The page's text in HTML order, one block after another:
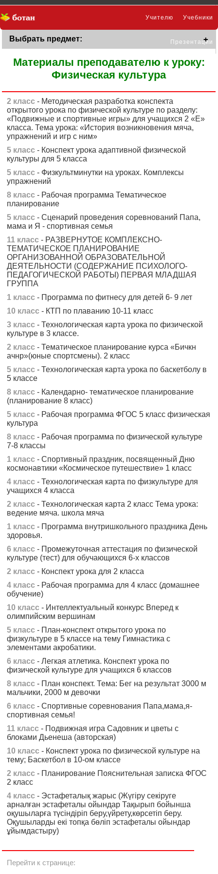
Учебники
Учителю
Презентации
Выбрать предмет:
Материалы преподавателю к уроку:
Физическая культура
2 класс - Методическая разработка конспекта
открытого урока по физической культуре по разделу:
«Подвижные и спортивные игры» для учащихся 2 «Е»
класса. Тема урока: «История возникновения мяча,
упражнений и игр с ним»
5 класс - Конспект урока адаптивной физической
культуры для 5 класса
5 класс - Физкультминутки на уроках. Комплексы
упражнений
8 класс - Рабочая программа Тематическое
планирование
5 класс - Сценарий проведения соревнований Папа,
мама и Я - спортивная семья
11 класс - РАЗВЕРНУТОЕ КОМПЛЕКСНО-
ТЕМАТИЧЕСКОЕ ПЛАНИРОВАНИЕ
ОРГАНИЗОВАННОЙ ОБРАЗОВАТЕЛЬНОЙ
ДЕЯТЕЛЬНОСТИ (СОДЕРЖАНИЕ ПСИХОЛОГО-
ПЕДАГОГИЧЕСКОЙ РАБОТЫ) ПЕРВАЯ МЛАДШАЯ
ГРУППА
1 класс - Программа по фитнесу для детей 6- 9 лет
10 класс - КТП по плаванию 10-11 класс
3 класс - Технологическая карта урока по физической
культуре в 3 классе.
2 класс - Тематическое планирование курса «Бичкн
ачнр»(юные спортсмены). 2 класс
5 класс - Технологическая карта урока по баскетболу в
5 классе
8 класс - Календарно- тематическое планирование
(планирование 8 класс)
5 класс - Рабочая программа ФГОС 5 класс физическая
культура
8 класс - Рабочая программа по физической культуре
7-8 классы
1 класс - Спортивный праздник, посвященный Дню
космонавтики «Космическое путешествие» 1 класс
4 класс - Технологическая карта по физкультуре для
учащихся 4 класса
2 класс - Технологическая карта 2 класс Тема урока:
ведение мяча. школа мяча
1 класс - Программа внутришкольного праздника День
здоровья.
6 класс - Промежуточная аттестация по физической
культуре (тест) для обучающихся 6-х классов
2 класс - Конспект урока для 2 класса
4 класс - Рабочая программа для 4 класс (домашнее
обучение)
10 класс - Интеллектуальный конкурс Вперед к
олимпийским вершинам
5 класс - План-конспект открытого урока по
физкультуре в 5 классе на тему Гимнастика с
элементами акробатики.
6 класс - Легкая атлетика. Конспект урока по
физической культуре для учащихся 6 классов
8 класс - План конспект. Тема: Бег на результат 3000 м
мальчики, 2000 м девочки
6 класс - Спортивные соревнования Папа,мама,я-
спортивная семья!
11 класс - Подвижная игра Садовник и цветы с
блоками Дьенеша (авторская)
10 класс - Конспект урока по физической культуре на
тему; Баскетбол в 10-ом классе
2 класс - Планирование Пояснительная записка ФГОС
2 класс
4 класс - Эстафеталық жарыс (Жүгіру секіруге
арналған эстафеталы ойындар Тақырып бойынша
оқушыларға түсіндіріп беру,үйрету,көрсетіп беру.
Оқушыларды екі топқа бөліп эстафеталы ойындар
ұйымдастыру)
Перейти к странице: